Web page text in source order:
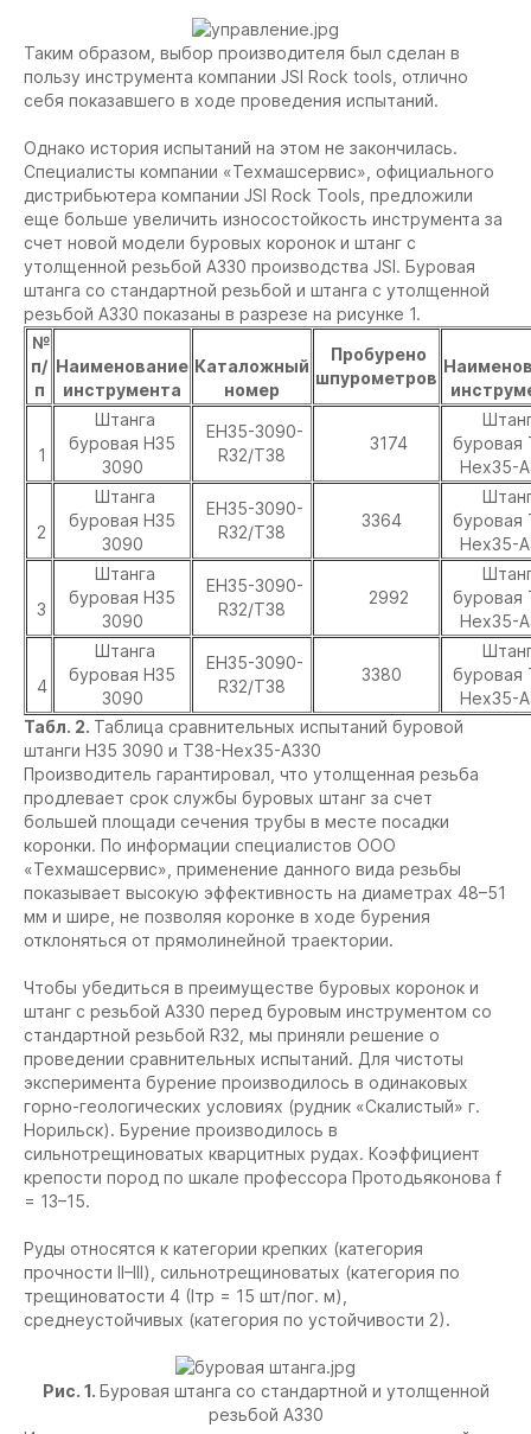
Таким образом, выбор производителя был сделан в
пользу инструмента компании JSI Rock tools, отлично
себя показавшего в ходе проведения испытаний.
Однако история испытаний на этом не закончилась.
Специалисты компании «Техмашсервис», официального
дистрибьютера компании JSI Rock Tools, предложили
еще больше увеличить износостойкость инструмента за
счет новой модели буровых коронок и штанг с
утолщенной резьбой А330 производства JSI. Буровая
штанга со стандартной резьбой и штанга с утолщенной
резьбой А330 показаны в разрезе на рисунке 1.
№
п/
п
Наименование
инструмента
Каталожный
номер
Пробурено
шпурометров
1
Штанга
буровая H35
3090
EH35-3090-
R32/T38
3174
буровая
Hex35-
2
Штанга
буровая H35
3090
EH35-3090-
R32/T38
3364
буровая
Hex35-
3
Штанга
буровая H35
3090
EH35-3090-
R32/T38
2992
буровая
Hex35-
4
Штанга
буровая H35
3090
EH35-3090-
R32/T38
3380
буровая
Hex35-
Табл. 2. Таблица сравнительных испытаний буровой
штанги H35 3090 и T38-Hex35-А330
Производитель гарантировал, что утолщенная резьба
продлевает срок службы буровых штанг за счет
большей площади сечения трубы в месте посадки
коронки. По информации специалистов ООО
«Техмашсервис», применение данного вида резьбы
показывает высокую эффективность на диаметрах 48–51
мм и шире, не позволяя коронке в ходе бурения
отклоняться от прямолинейной траектории.
Чтобы убедиться в преимуществе буровых коронок и
штанг с резьбой А330 перед буровым инструментом со
стандартной резьбой R32, мы приняли решение о
проведении сравнительных испытаний. Для чистоты
эксперимента бурение производилось в одинаковых
горно-геологических условиях (рудник «Скалистый» г.
Норильск). Бурение производилось в
сильнотрещиноватых кварцитных рудах. Коэффициент
крепости пород по шкале профессора Протодьяконова f
= 13–15.
Руды относятся к категории крепких (категория
прочности II–III), сильнотрещиноватых (категория по
трещиноватости 4 (Iтр = 15 шт/пог. м),
среднеустойчивых (категория по устойчивости 2).
Рис. 1. Буровая штанга со стандартной и утолщенной
резьбой А330